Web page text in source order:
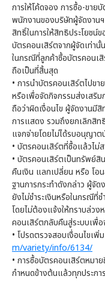
การให้โค้ดจอง การซื้อ-ขาย
พนักงานของบริษัทผู้จัดงาน
สิทธิ์ในการให้สิทธิประโยช
บัตรคอนเสิร์ตจากผู้จัดเท่านั้
ในกรณีที่ลูกค้าซื้อบัตรคอนเ
ถือเป็นที่สิ้นสุด
• การนำบัตรคอนเสิร์ตไปข
หรือเพื่อจัดกิจกรรมส่งเสริม
ถือว่าผิดเงื่อนไข ผู้จัดงานมี
การแสดง รวมถึงยกเลิกสิท
แจกจ่ายโดยไม่ได้รบอนุญาต
• บัตรคอนเสิร์ตที่ซื้อแล้วไม่
• บัตรคอนเสิร์ตเป็นทรัพย์สิ
คืนเงิน แลกเปลี่ยน หรือ โ
ฐานการกระทำดังกล่าว ผู้จั
ยังไม่ชำระเงินหรือในกรณีที่
โดยไม่ต้องแจ้งให้ทราบล่ว
คอนเสิร์ตกลับคืนสู่ระบบเพื่อ
• โปรดตรวจสอบเงื่อนไขเพิ่
m/variety/info/6134/
• การซื้อบัตรคอนเสิร์ตหม
กำหนดข้างต้นแล้วทุกประการ